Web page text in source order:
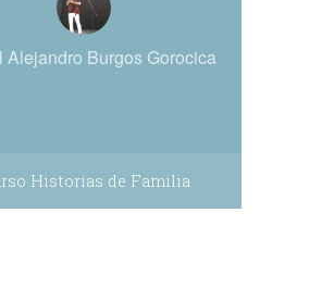
Alejandro Burgos Gorocica
Historias de Familia